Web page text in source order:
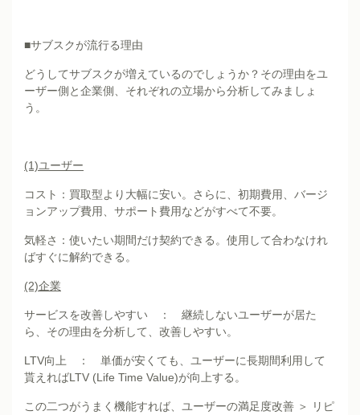
■サブスクが流行る理由
どうしてサブスクが増えているのでしょうか？その理由をユ
ーザー側と企業側、それぞれの立場から分析してみましょ
う。
(1)ユーザー
コスト：買取型より大幅に安い。さらに、初期費用、バージ
ョンアップ費用、サポート費用などがすべて不要。
気軽さ：使いたい期間だけ契約できる。使用して合わなけれ
ばすぐに解約できる。
(2)企業
サービスを改善しやすい ： 継続しないユーザーが居た
ら、その理由を分析して、改善しやすい。
LTV向上 ： 単価が安くても、ユーザーに長期間利用して
貰えればLTV (Life Time Value)が向上する。
この二つがうまく機能すれば、ユーザーの満足度改善 ＞ リピ